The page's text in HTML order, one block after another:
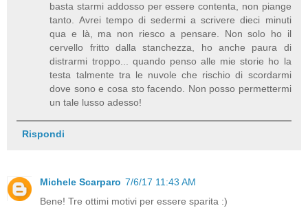
basta starmi addosso per essere contenta, non piange
tanto. Avrei tempo di sedermi a scrivere dieci minuti
qua e là, ma non riesco a pensare. Non solo ho il
cervello fritto dalla stanchezza, ho anche paura di
distrarmi troppo... quando penso alle mie storie ho la
testa talmente tra le nuvole che rischio di scordarmi
dove sono e cosa sto facendo. Non posso permettermi
un tale lusso adesso!
Rispondi
Michele Scarparo 7/6/17 11:43 AM
Bene! Tre ottimi motivi per essere sparita :)